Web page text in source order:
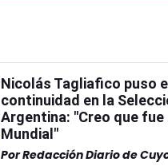
Nicolás Tagliafico puso
continuidad en la
Argentina: "Creo que fue
Mundial"
PorRedacción Diario de